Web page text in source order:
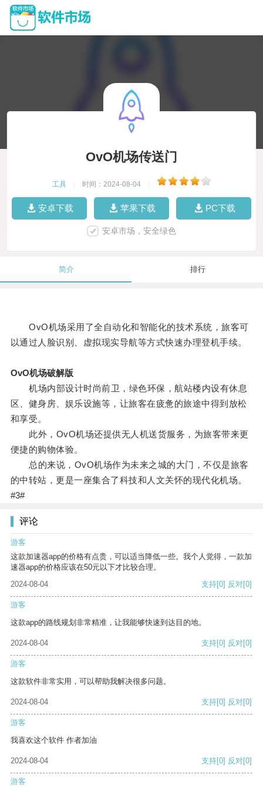
OvO机场传送门
工具 时间：2024-08-04
安卓下载 苹果下载 PC下载
安卓市场，安全绿色
简介 排行
OvO机场采用了全自动化和智能化的技术系统，旅客可
以通过人脸识别、虚拟现实导航等方式快速办理登机手续。
OvO机场破解版
机场内部设计时尚前卫，绿色环保，航站楼内设有休息
区、健身房、娱乐设施等，让旅客在疲惫的旅途中得到放松
和享受。
此外，OvO机场还提供无人机送货服务，为旅客带来更
便捷的购物体验。
总的来说，OvO机场作为未来之城的大门，不仅是旅客
的中转站，更是一座集合了科技和人文关怀的现代化机场。
#3#
评论
游客
这款加速器app的价格有点贵，可以适当降低一些。我个人觉得，一款加
速器app的价格应该在50元以下才比较合理。
2024-08-04
支持[0] 反对[0]
游客
这款app的路线规划非常精准，让我能够快速到达目的地。
2024-08-04 支持[0] 反对[0]
游客
这款软件非常实用，可以帮助我解决很多问题。
2024-08-04 支持[0] 反对[0]
游客
我喜欢这个软件 作者加油
2024-08-04 支持[0] 反对[0]
游客